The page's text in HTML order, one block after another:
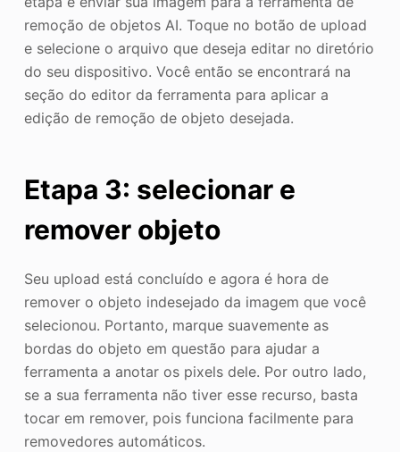
remoção de objetos AI. Toque no botão de upload
e selecione o arquivo que deseja editar no diretório
do seu dispositivo. Você então se encontrará na
seção do editor da ferramenta para aplicar a
edição de remoção de objeto desejada.
Etapa 3: selecionar e
remover objeto
Seu upload está concluído e agora é hora de
remover o objeto indesejado da imagem que você
selecionou. Portanto, marque suavemente as
bordas do objeto em questão para ajudar a
ferramenta a anotar os pixels dele. Por outro lado,
se a sua ferramenta não tiver esse recurso, basta
tocar em remover, pois funciona facilmente para
removedores automáticos.